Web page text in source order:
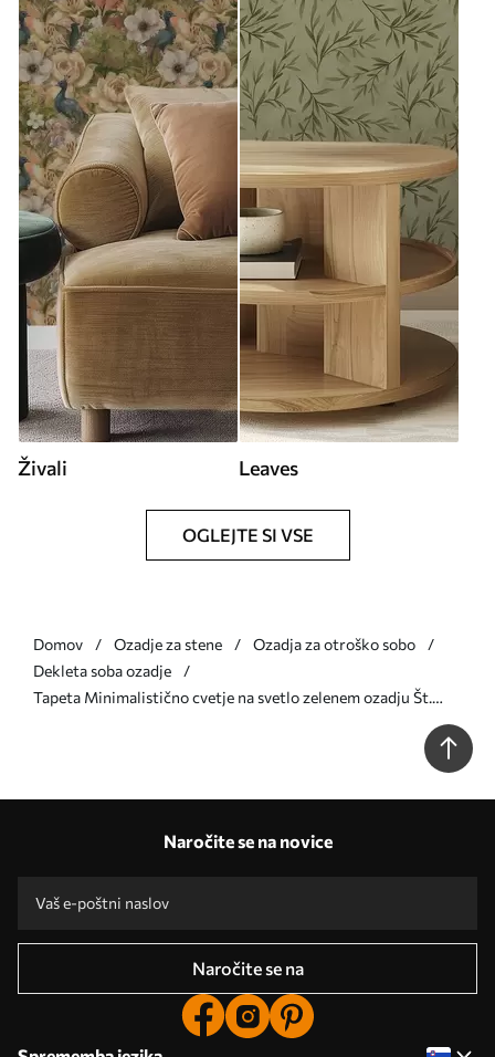
Živali Leaves
OGLEJTE SI VSE
Domov Ozadje za stene
Ozadja za otroško sobo
Dekleta soba ozadje
Tapeta Minimalistično cvetje na svetlo zelenem ozadju Št.
Naročite se na novice
Naročite se na